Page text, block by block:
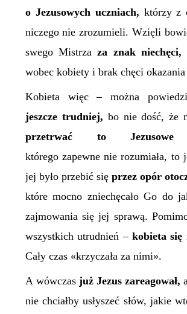
o Jezusowych uczniach, którzy z
niczego nie zrozumieli. Wzięli
swego Mistrzaza znak niechęci,
wobec kobiety i brak chęci
Kobieta więc – można
jeszcze trudniej, bo nie dość, że
przetrwać to Jezusowe
którego zapewne nie rozumiała, to
jej było przebić sięprzez opór
które mocno zniechęcało Go do
zajmowania się jej sprawą.
wszystkich utrudnień – kobieta się
Cały czas «krzyczała za nimi».
A wówczasjuż Jezus zareagował,
nie chciałby usłyszeć słów, jakie